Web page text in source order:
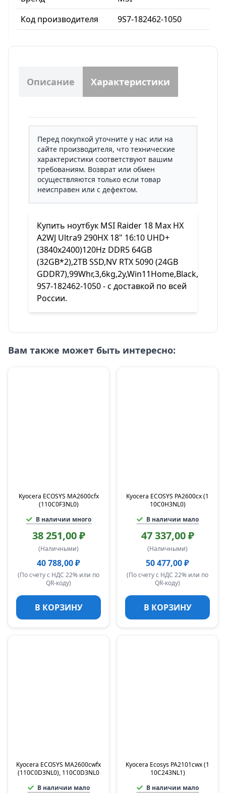
Код производителя
9S7-182462-1050
Описание Характеристики
Перед покупкой уточните у нас или на
сайте производителя, что технические
характеристики соответствуют вашим
требованиям. Возврат или обмен
осуществляются только если товар
неисправен или с дефектом.
Купить ноутбук MSI Raider 18 Max HX
A2WJ Ultra9 290HX 18" 16:10 UHD+
(3840x2400)120Hz DDR5 64GB
(32GB*2),2TB SSD,NV RTX 5090 (24GB
GDDR7),99Whr,3,6kg,2y,Win11Home,Black,
9S7-182462-1050 - с доставкой по всей
России.
Вам также может быть интересно:
Kyocera ECOSYS MA2600cfx
(110C0F3NL0)
В наличии много
38 251,00 ₽
(Наличными)
40 788,00 ₽
(По счету с НДС 22% или по
QR-коду)
В КОРЗИНУ
Kyocera ECOSYS PA2600cx (1
10C0H3NL0)
В наличии мало
47 337,00 ₽
(Наличными)
50 477,00 ₽
(По счету с НДС 22% или по
QR-коду)
В КОРЗИНУ
Kyocera ECOSYS MA2600cwfx
(110C0D3NL0), 110C0D3NL0
В наличии мало
Kyocera Ecosys PA2101cwx (1
10C243NL1)
В наличии мало